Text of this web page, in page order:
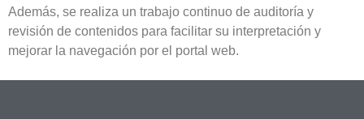
Además, se realiza un trabajo continuo de auditoría y
revisión de contenidos para facilitar su interpretación y
mejorar la navegación por el portal web.